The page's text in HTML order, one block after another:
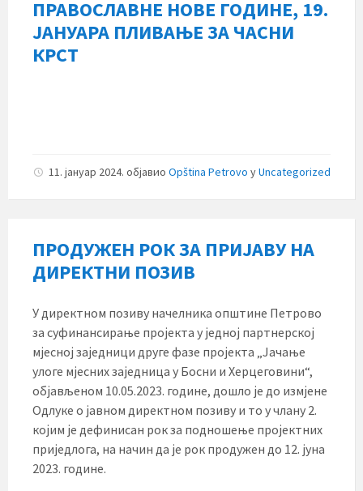
ПРАВОСЛАВНЕ НОВЕ ГОДИНЕ, 19.
ЈАНУАРА ПЛИВАЊЕ ЗА ЧАСНИ
КРСТ
11. јануар 2024. објавио Opština Petrovo уUncategorized
ПРОДУЖЕН РОК ЗА ПРИЈАВУ НА
ДИРЕКТНИ ПОЗИВ
У директном позиву начелника општине Петрово
за суфинансирање пројекта у једној партнерској
мјесној заједници друге фазе пројекта „Јачање
улоге мјесних заједница у Босни и Херцеговини“,
објављеном 10.05.2023. године, дошло је до измјене
Одлуке о јавном директном позиву и то у члану 2.
којим је дефинисан рок за подношење пројектних
приједлога, на начин да је рок продужен до 12. јуна
2023. године.